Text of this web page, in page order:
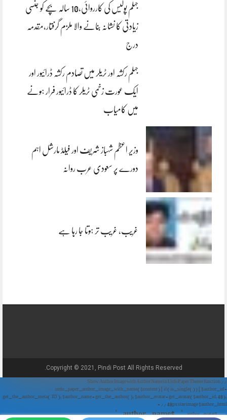
جہلم پولیس کی کارروائی،10 سالہ بچے کو جنسی
زیادتی کا نشانہ بنانے والا ملزم گرفتار،مقدمہ
درج
جہلم رکشہ اور ٹریلر میں تصادم رکشہ ڈرائیور اور
ایک عورت زخمی ٹریلر کا ڈرائیور فرار ہونے
میں کامیاب
وزیر اعظم شہباز شریف اور فیلڈ مارشل اہم
دورے پر سعودی عرب روانہ
غریب، غریب تر ہوتا جا رہا ہے
Copyright © 2021, Pindi Post All Rights Reserved.
// Show Author Image with Author Name in UrduPaper Theme function
urdu_paper_author_image_with_name($content) { if (is_single()) { $author_id =
get_the_author_meta('ID'); $author_name = get_the_author(); $author_avatar = get_avatar($author_id, 48);
// 48px size image $author_html = '
' . $author_avatar . '
' . $author_name . '